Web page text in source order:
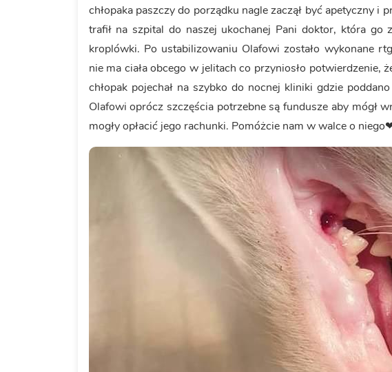
chłopaka paszczy do porządku nagle zaczął być apetyczny i
trafił na szpital do naszej ukochanej Pani doktor, która go
kroplówki. Po ustabilizowaniu Olafowi zostało wykonane
nie ma ciała obcego w jelitach co przyniosło potwierdzenie,
chłopak pojechał na szybko do nocnej kliniki gdzie
Olafowi oprócz szczęścia potrzebne są fundusze aby mógł
mogły opłacić jego rachunki. Pomóżcie nam w walce o